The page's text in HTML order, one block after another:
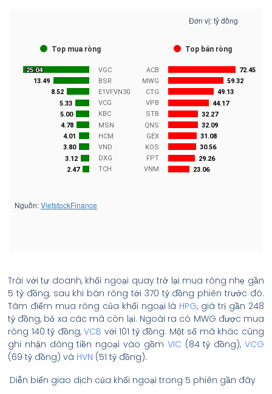
Trái với tự doanh, khối ngoại quay trở lại mua ròng nhẹ gần
5 tỷ đồng, sau khi bán ròng tới 370 tỷ đồng phiên trước đó.
Tâm điểm mua ròng của khối ngoại là HPG, giá trị gần 248
tỷ đồng, bỏ xa các mã còn lại. Ngoài ra có MWG được mua
ròng 140 tỷ đồng,VCB với 101 tỷ đồng. Một số mã khác cũng
ghi nhận dòng tiền ngoại vào gồm VIC (84 tỷ đồng),VCG
(69 tỷ đồng) và HVN (51 tỷ đồng).
Diễn biến giao dịch của khối ngoại trong 5 phiên gần đây